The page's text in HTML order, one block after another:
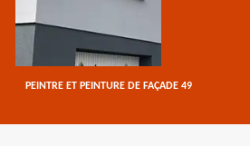
PEINTRE ET PEINTURE DE FAÇADE 49